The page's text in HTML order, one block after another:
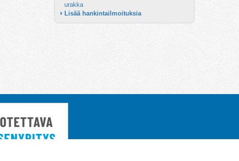
urakka
Lisää hankintailmoituksia